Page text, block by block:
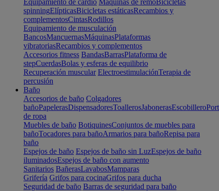
Equipamiento de cardio Máquinas de remoBicicletas
spinningElípticasBicicletas estáticasRecambios y
complementosCintasRodillos
Equipamiento de musculación
BancosMancuernasMáquinasPlataformas
vibratoriasRecambios y complementos
Accesorios fitness BandasBarrasPlataforma de
stepCuerdasBolas y esferas de equilibrio
Recuperación muscular ElectroestimulaciónTerapia de
percusión
Baño
Accesorios de baño Colgadores
bañoPapelerasDispensadoresToallerosJabonerasEscobillero
de ropa
Muebles de baño BotiquinesConjuntos de muebles para
bañoTocadores para bañoArmarios para bañoRepisa para
baño
Espejos de baño Espejos de baño sin LuzEspejos de baño
iluminadosEspejos de baño con aumento
Sanitarios BañerasLavabosMamparas
Grifería Grifos para cocinaGrifos para ducha
Seguridad de baño Barras de seguridad para baño